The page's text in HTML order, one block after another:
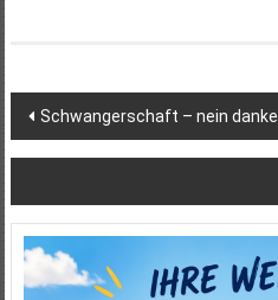
Beitragsnavigation
Schwangerschaft – nein danke